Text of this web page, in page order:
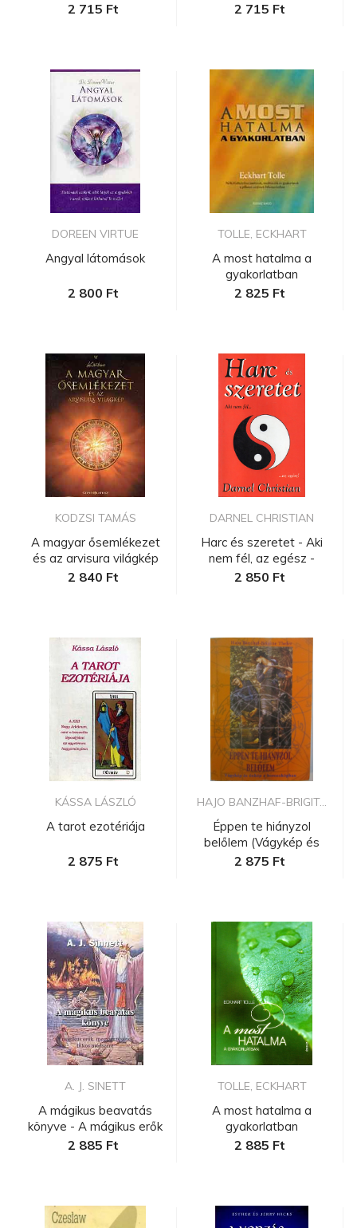
2 715 Ft 2 715 Ft
DOREEN VIRTUE
Angyal látomások
2 800 Ft
TOLLE, ECKHART
A most hatalma a
gyakorlatban
2 825 Ft
KODZSI TAMÁS
A magyar ősemlékezet
és az arvisura világkép
2 840 Ft
DARNEL CHRISTIAN
Harc és szeretet - Aki
nem fél, az egész -
ezredv...
2 850 Ft
KÁSSA LÁSZLÓ
A tarot ezotériája
2 875 Ft
HAJO BANZHAF-BRIGIT...
Éppen te hiányzol
belőlem (Vágykép és
énkép a hor...
2 875 Ft
A. J. SINETT
A mágikus beavatás
könyve - A mágikus erők
megsze...
2 885 Ft
TOLLE, ECKHART
A most hatalma a
gyakorlatban
2 885 Ft